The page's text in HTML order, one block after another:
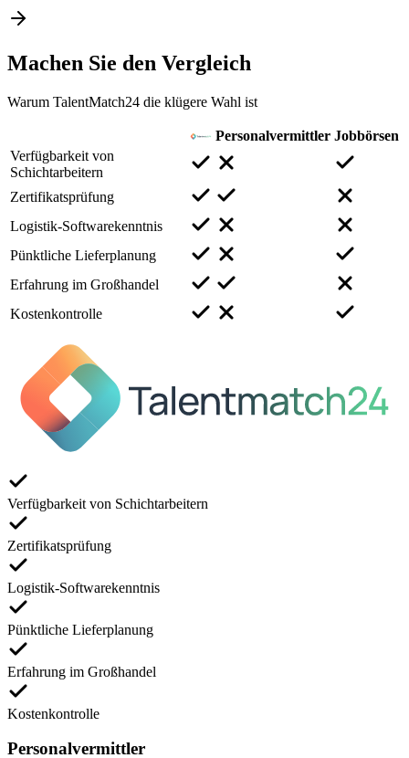
Machen Sie den Vergleich
Warum TalentMatch24 die klügere Wahl ist
Personalvermittler Jobbörsen
Verfügbarkeit von
Schichtarbeitern
Zertifikatsprüfung
Logistik-Softwarekenntnis
Pünktliche Lieferplanung
Erfahrung im Großhandel
Kostenkontrolle
Verfügbarkeit von Schichtarbeitern
Zertifikatsprüfung
Logistik-Softwarekenntnis
Pünktliche Lieferplanung
Erfahrung im Großhandel
Kostenkontrolle
Personalvermittler